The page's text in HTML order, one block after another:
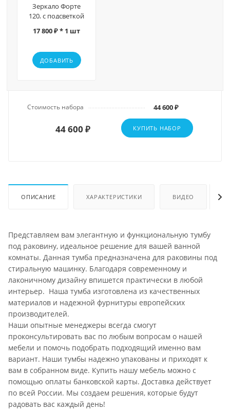
Зеркало Форте
120, с подсветкой
17 800 ₽ * 1 шт
ДОБАВИТЬ
Стоимость набора 44 600 ₽
44 600 ₽ КУПИТЬ НАБОР
ОПИСАНИЕ ХАРАКТЕРИСТИКИ ВИДЕО
Представляем вам элегантную и функциональную тумбу
под раковину, идеальное решение для вашей ванной
комнаты. Данная тумба предназначена для раковины под
стиральную машинку. Благодаря современному и
лаконичному дизайну впишется практически в любой
интерьер. Наша тумба изготовлена из качественных
материалов и надежной фурнитуры европейских
производителей.
Наши опытные менеджеры всегда смогут
проконсультировать вас по любым вопросам о нашей
мебели и помочь подобрать подходящий именно вам
вариант. Наши тумбы надежно упакованы и приходят к
вам в собранном виде. Купить нашу мебель можно с
помощью оплаты банковской карты. Доставка действует
по всей России. Мы создаем решения, которые будут
радовать вас каждый день!